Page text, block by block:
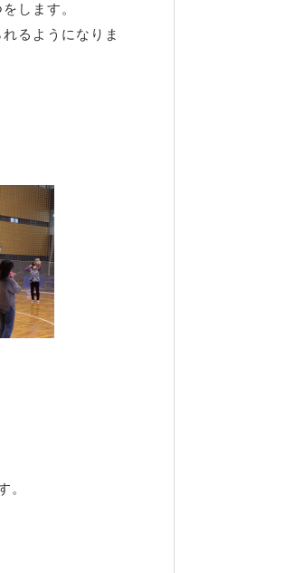
します。
るようになりま
。